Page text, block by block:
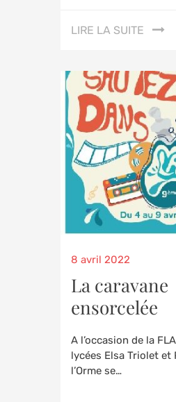
LIRE LA SUITE
Posted
8 avril 2022
La caravane
ensorcelée
A l’occasion de la
lycées Elsa Triolet et
l’Orme se…